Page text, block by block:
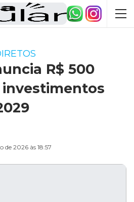
R$ 500
de 2026 às 18:57